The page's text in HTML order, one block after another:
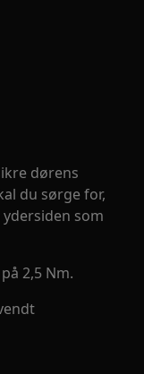
dørens
du sørge for,
som
2,5 Nm.